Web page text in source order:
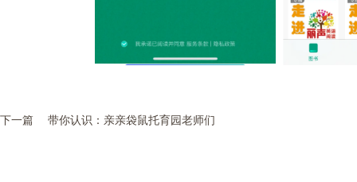
下一篇 带你认识：亲亲袋鼠托育园老师们